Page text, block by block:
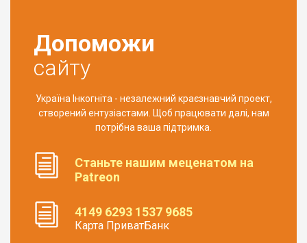
Допоможи
сайту
Україна Інкогніта - незалежний краєзнавчий проект,
створений ентузіастами. Щоб працювати далі, нам
потрібна ваша підтримка.
Станьте нашим меценатом на
Patreon
4149 6293 1537 9685
Карта ПриватБанк